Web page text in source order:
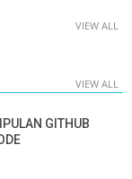
VIEW ALL
VIEW ALL
GITHUB